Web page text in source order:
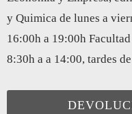
y Quimica de lunes a
16:00h a 19:00h
8:30h a a 14:00, tardes